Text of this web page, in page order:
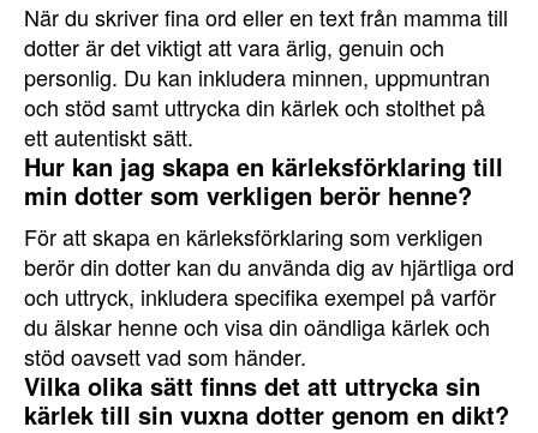
När du skriver fina ord eller en text från mamma till
dotter är det viktigt att vara ärlig, genuin och
personlig. Du kan inkludera minnen, uppmuntran
och stöd samt uttrycka din kärlek och stolthet på
ett autentiskt sätt.
Hur kan jag skapa en kärleksförklaring till
min dotter som verkligen berör henne?
För att skapa en kärleksförklaring som verkligen
berör din dotter kan du använda dig av hjärtliga ord
och uttryck, inkludera specifika exempel på varför
du älskar henne och visa din oändliga kärlek och
stöd oavsett vad som händer.
Vilka olika sätt finns det att uttrycka sin
kärlek till sin vuxna dotter genom en dikt?